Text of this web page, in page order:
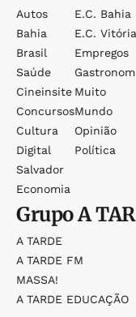
Autos
Bahia
Brasil
Saúde
Cineinsite
Concursos
Cultura
Digital
Salvador
Economia
E.c. Bahia
E.c. Vitória
Empregos
Muito
Mundo
Opinião
Política
GrupoA
A TARDE
A TARDE FM
MASSA!
A TARDE EDUCAÇÃO